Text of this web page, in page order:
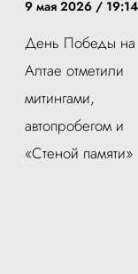
9 мая 2026 / 19:14
День Победы на
Алтае отметили
митингами,
автопробегом и
«Стеной памяти»